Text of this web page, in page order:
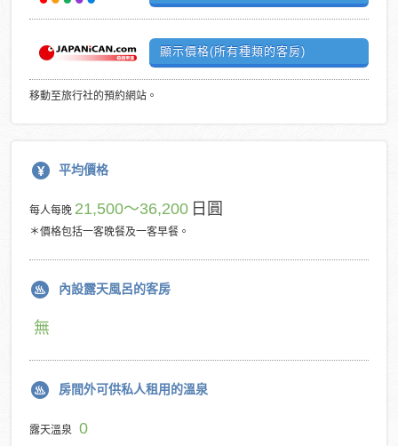
顯示價格(所有種類的客房)
移動至旅行社的預約網站。
平均價格
每人每晚 21,500～36,200 日圓
＊價格包括一客晚餐及一客早餐。
內設露天風呂的客房
無
房間外可供私人租用的溫泉
露天溫泉 0